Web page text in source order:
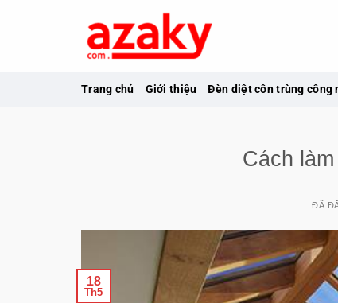
Trang chủ Giới thiệu Đèn diệt côn trùng công
Cách
ĐÃ
18
Th5